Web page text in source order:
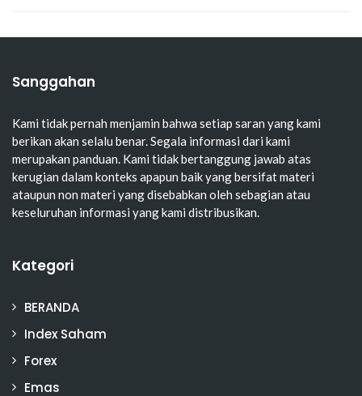
Sanggahan
Kami tidak pernah menjamin bahwa setiap saran yang kami
berikan akan selalu benar. Segala informasi dari kami
merupakan panduan. Kami tidak bertanggung jawab atas
kerugian dalam konteks apapun baik yang bersifat materi
ataupun non materi yang disebabkan oleh sebagian atau
keseluruhan informasi yang kami distribusikan.
Kategori
BERANDA
Index Saham
Forex
Emas